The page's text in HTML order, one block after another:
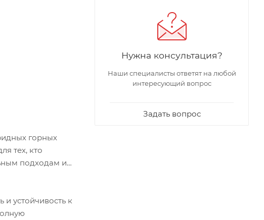
горных
тех, кто
подходам и
устойчивость к
Нужна консультация?
Наши специалисты ответят на любой
интересующий вопрос
Задать вопрос